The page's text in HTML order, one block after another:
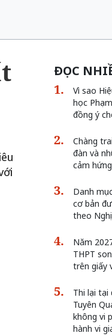
ĐỌC
Vì sao
học
đồng ý
Chàng
đàn và
cảm hứng
Danh
cơ bản
theo
Năm
THPT
trên giấy
Thi lại tại
Tuyên
không vi
hành vi